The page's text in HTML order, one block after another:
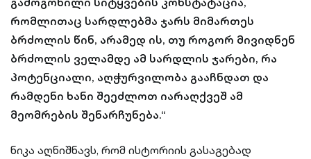
რომლითაც სარდლებმა ჯარს მიმართეს
ბრძოლის წინ, არამედ ის, თუ როგორ მივიდნენ
ბრძოლის ველამდე ამ სარდლის ჯარები, რა
პოტენციალი, აღჭურვილობა გააჩნდათ და
რამდენი ხანი შეეძლოთ იარაღქვეშ ამ
მეომრების შენარჩუნება.“
ნიკა აღნიშნავს, რომ ისტორიის გასაგებად